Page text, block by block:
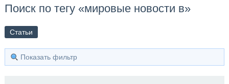
Поиск по тегу «мировые новости в»
Статьи
Показать фильтр